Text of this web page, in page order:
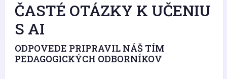
ČASTÉ OTÁZKY K UČENIU
S AI
ODPOVEDE PRIPRAVIL NÁŠ TÍM
PEDAGOGICKÝCH ODBORNÍKOV